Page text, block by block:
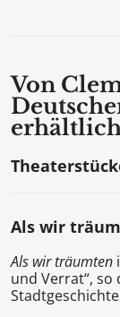
Von
Als wir
Als wir träumten
und Verrat“, so